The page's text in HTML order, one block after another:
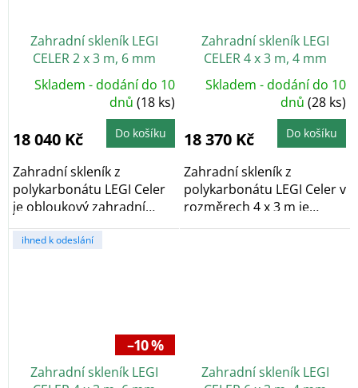
Zahradní skleník LEGI
CELER 2 x 3 m, 6 mm
Skladem - dodání do 10
dnů (18 ks)
18 040 Kč Do košíku
Zahradní skleník z
polykarbonátu LEGI Celer
je obloukový zahradní
skleník, který díky...
Zahradní skleník LEGI
CELER 4 x 3 m, 4 mm
Skladem - dodání do 10
dnů (28 ks)
18 370 Kč Do košíku
Zahradní skleník z
polykarbonátu LEGI Celer v
rozměrech 4 x 3 m je
obloukový...
ihned k odeslání
–10 %
Zahradní skleník LEGI
Zahradní skleník LEGI